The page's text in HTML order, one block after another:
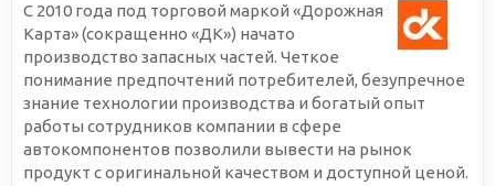
С 2010 года под торговой маркой «Дорожная
Карта» (сокращенно «ДК») начато
производство запасных частей. Четкое
понимание предпочтений потребителей, безупречное
знание технологии производства и богатый опыт
работы сотрудников компании в сфере
автокомпонентов позволили вывести на рынок
продукт с оригинальной качеством и доступной ценой.